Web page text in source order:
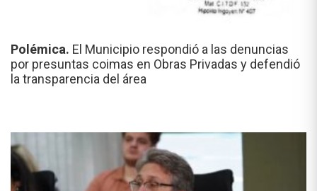
Polémica. El Municipio respondió a las denuncias
por presuntas coimas en Obras Privadas y defendió
la transparencia del área